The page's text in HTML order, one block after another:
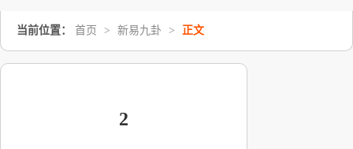
当前位置： 首页 > 新易九卦 > 正文
2